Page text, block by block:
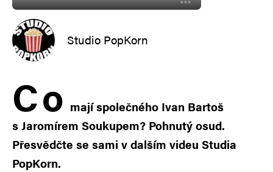
Studio PopKorn
Co mají společného Ivan Bartoš
s Jaromírem Soukupem? Pohnutý osud.
Přesvědčte se sami v dalším videu Studia
PopKorn.